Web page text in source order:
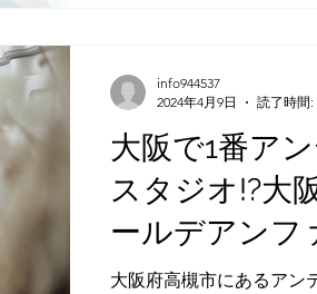
大阪で1番ア
スタジオ!?大
ールデアンフ
大阪府高槻市にあるアン
info944537
2024年4月9日
読了時間: